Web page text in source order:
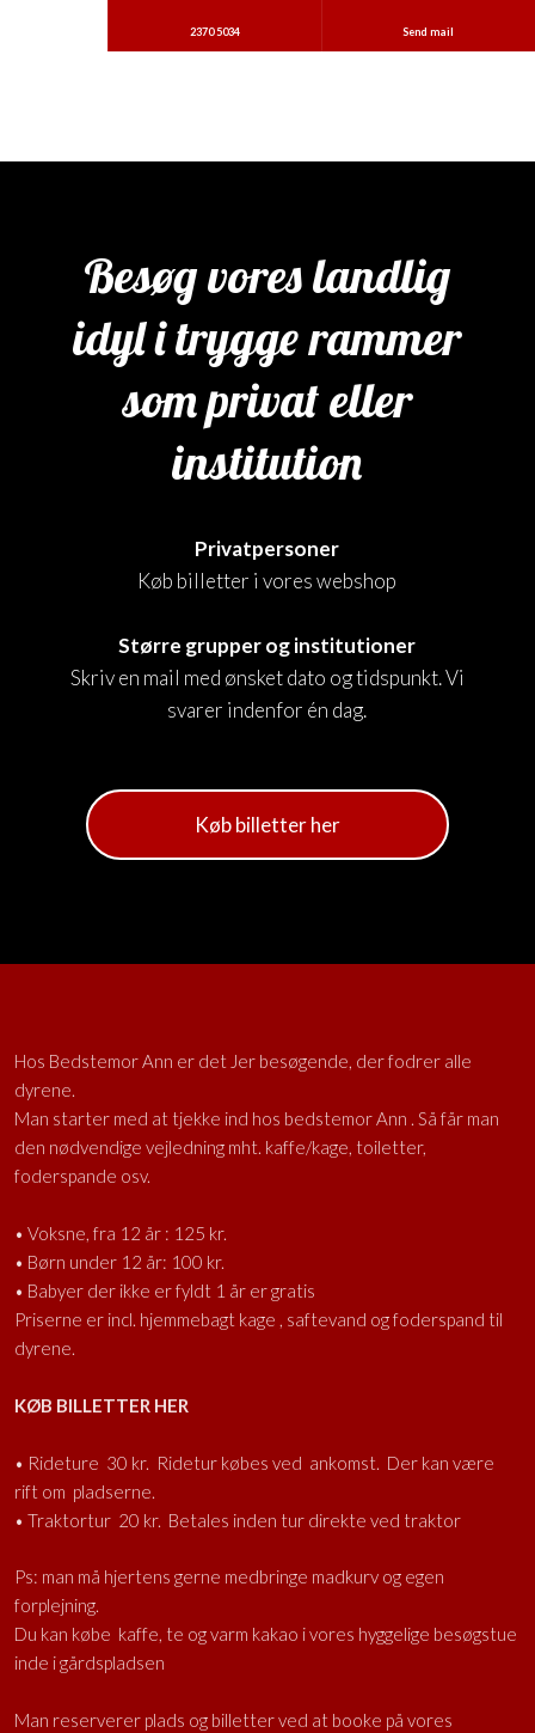
Besøg vores land​lig
idyl i trygge rammer
som privat eller
institution
Privatpersoner
​Køb billetter i vores webshop
Større grupper og institutioner
Skriv en mail med ønsket dato og tidspunkt. Vi
svarer indenfor én dag.
Køb billetter her
2370 5034 Send mail
Hos Bedstemor Ann er det Jer besøgende, der fodrer alle
dyrene.
Man starter med at tjekke ind hos bedstemor Ann . Så får man
den nødvendige vejledning mht. kaffe/kage, toiletter,
foderspande osv.
• Voksne, fra 12 år : 125 kr.
• Børn under 12 år: 100 kr.
• Babyer der ikke er fyldt 1 år er gratis
Priserne er incl. hjemmebagt kage , saftevand og foderspand til
dyrene.
KØB BILLETTER HER
• Rideture 30 kr. Ridetur købes ved ankomst. Der kan være
rift om pladserne.
• Traktortur 20 kr. Betales inden tur direkte ved traktor
Ps: man må hjertens gerne medbringe madkurv og egen
forplejning.
Du kan købe kaffe, te og varm kakao i vores hyggelige besøgstue
inde i gårdspladsen
Man reserverer plads og billetter ved at booke på vores